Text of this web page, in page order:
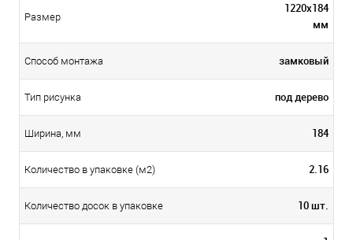
Размер
1220х184
мм
Способ монтажа замковый
Тип рисунка под дерево
Ширина, мм 184
Количество в упаковке (м2) 2.16
Количество досок в упаковке 10 шт.